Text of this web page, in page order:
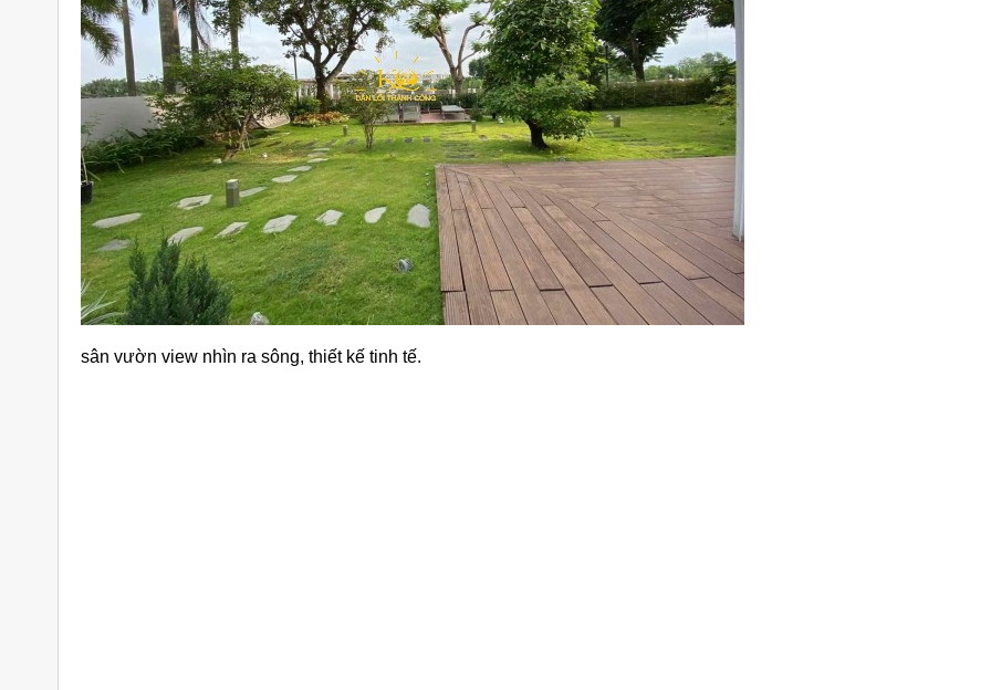
sân vườn view nhìn ra sông, thiết kế tinh tế.